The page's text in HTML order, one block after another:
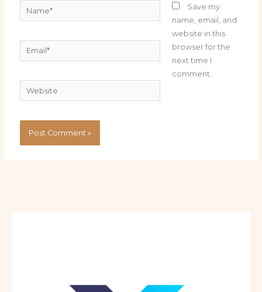
Name*
Email*
Website
Save my
name, email, and
website in this
browser for the
next time I
comment.